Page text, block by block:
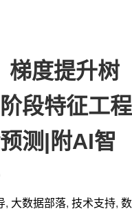
梯度提升树
段特征工程
测|附AI智
, 大数据部落, 技术支持, 数